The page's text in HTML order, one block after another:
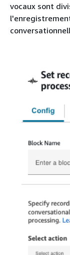
vocaux sont